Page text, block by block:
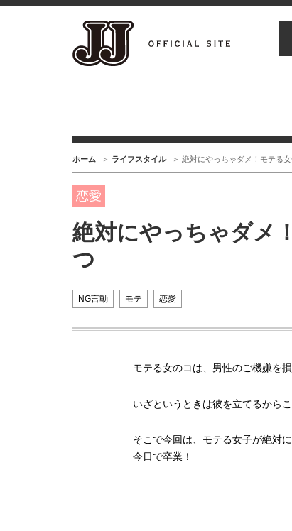
ホーム ライフスタイル 絶対にやっちゃダメ！モテる
恋愛
絶対にやっちゃダメ
つ
NG言動 モテ 恋愛
モテる女のコは、男性のご機嫌を
いざというときは彼を立てるから
そこで今回は、モテる女子が絶対
今日で卒業！